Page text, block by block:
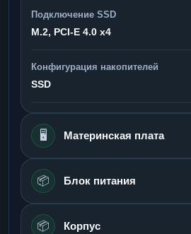
Подключение SSD
M.2, PCI-E 4.0 x4
Конфигурация накопителей
SSD
🖥️ Материнская плата
📦 Блок питания
📦 Корпус